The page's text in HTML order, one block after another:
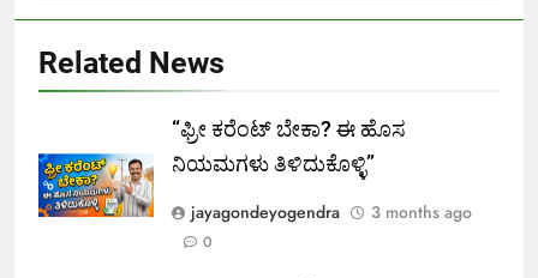
Related News
“ಫ್ರೀ ಕರೆಂಟ್‌ ಬೇಕಾ? ಈ ಹೊಸ
ನಿಯಮಗಳು ತಿಳಿದುಕೊಳ್ಳಿ”
jayagondeyogendra
3 months ago
0